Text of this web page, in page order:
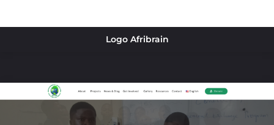
Logo Afribrain